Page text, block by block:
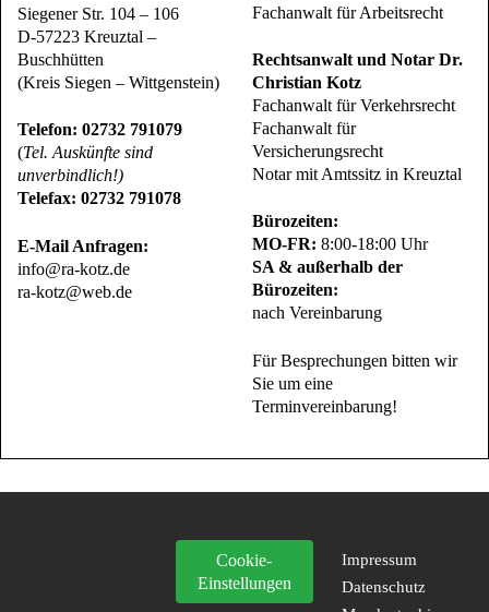
Siegener Str. 104 – 106
D-57223 Kreuztal –
Buschhütten
(Kreis Siegen – Wittgenstein)
Telefon: 02732 791079
(Tel. Auskünfte sind
unverbindlich!)
Telefax: 02732 791078
E-Mail Anfragen:
info@ra-kotz.de
ra-kotz@web.de
Fachanwalt für Arbeitsrecht
Rechtsanwalt und Notar Dr.
Christian Kotz
Fachanwalt für Verkehrsrecht
Fachanwalt für
Versicherungsrecht
Notar mit Amtssitz in Kreuztal
Bürozeiten:
MO-FR: 8:00-18:00 Uhr
SA & außerhalb der
Bürozeiten:
nach Vereinbarung
Für Besprechungen bitten wir
Sie um eine
Terminvereinbarung!
Cookie-
Einstellungen
Impressum
Datenschutz